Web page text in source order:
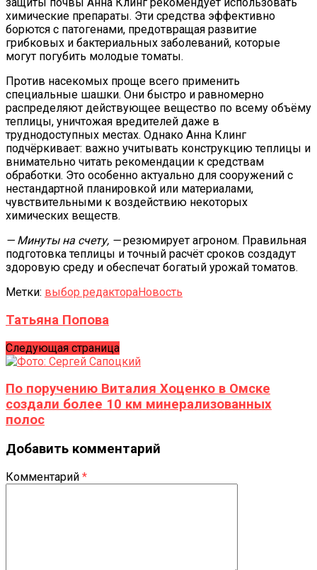
химические препараты. Эти средства эффективно
борются с патогенами, предотвращая развитие
грибковых и бактериальных заболеваний, которые
могут погубить молодые томаты.
Против насекомых проще всего применить
специальные шашки. Они быстро и равномерно
распределяют действующее вещество по всему объёму
теплицы, уничтожая вредителей даже в
труднодоступных местах. Однако Анна Клинг
подчёркивает: важно учитывать конструкцию теплицы и
внимательно читать рекомендации к средствам
обработки. Это особенно актуально для сооружений с
нестандартной планировкой или материалами,
чувствительными к воздействию некоторых
химических веществ.
— Минуты на счету, —резюмирует агроном. Правильная
подготовка теплицы и точный расчёт сроков создадут
здоровую среду и обеспечат богатый урожай томатов.
Метки: выбор редактораНовость
Татьяна Попова
Следующая страница
По поручению Виталия Хоценко в Омске
создали более 10 км минерализованных
полос
Добавить комментарий
Комментарий *